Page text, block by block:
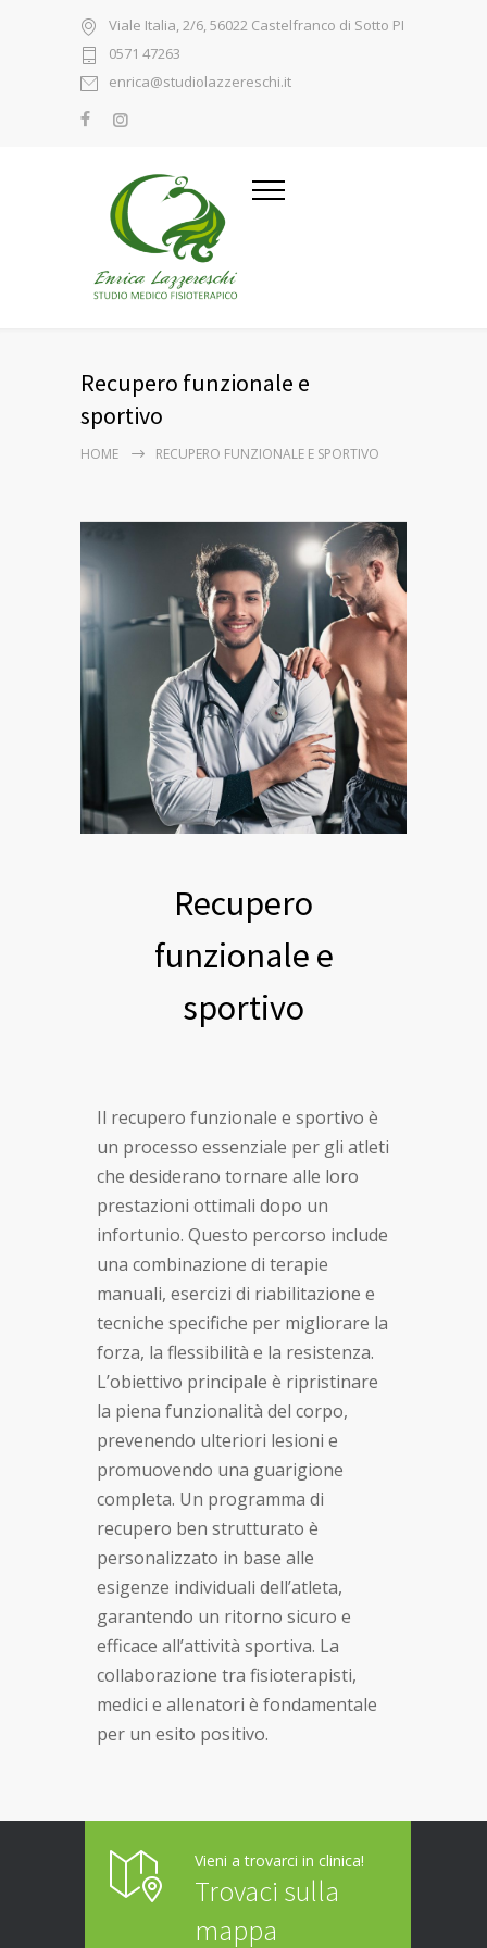
Viale Italia, 2/6, 56022 Castelfranco di Sotto PI
0571 47263
enrica@studiolazzereschi.it
Recupero funzionale e
sportivo
HOME RECUPERO FUNZIONALE E SPORTIVO
Recupero
funzionale e
sportivo
Il recupero funzionale e sportivo è
un processo essenziale per gli atleti
che desiderano tornare alle loro
prestazioni ottimali dopo un
infortunio. Questo percorso include
una combinazione di terapie
manuali, esercizi di riabilitazione e
tecniche specifiche per migliorare la
forza, la flessibilità e la resistenza.
L’obiettivo principale è ripristinare
la piena funzionalità del corpo,
prevenendo ulteriori lesioni e
promuovendo una guarigione
completa. Un programma di
recupero ben strutturato è
personalizzato in base alle
esigenze individuali dell’atleta,
garantendo un ritorno sicuro e
efficace all’attività sportiva. La
collaborazione tra fisioterapisti,
medici e allenatori è fondamentale
per un esito positivo.
Vieni a trovarci in clinica!
Trovaci sulla
mappa